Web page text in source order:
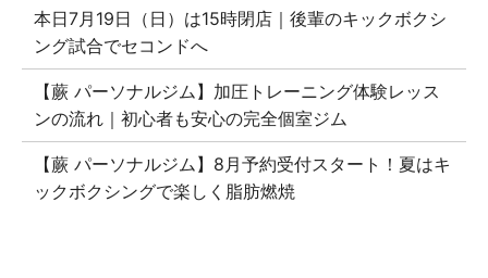
本日7月19日（日）は15時閉店｜後輩のキックボクシ
ング試合でセコンドへ
【蕨 パーソナルジム】加圧トレーニング体験レッス
ンの流れ｜初心者も安心の完全個室ジム
【蕨 パーソナルジム】8月予約受付スタート！夏はキ
ックボクシングで楽しく脂肪燃焼